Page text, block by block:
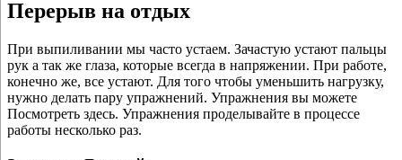
Перерыв на отдых
При выпиливании мы часто устаем. Зачастую устают пальцы
рук а так же глаза, которые всегда в напряжении. При работе,
конечно же, все устают. Для того чтобы уменьшить нагрузку,
нужно делать пару упражнений. Упражнения вы можете
Посмотреть здесь. Упражнения проделывайте в процессе
работы несколько раз.